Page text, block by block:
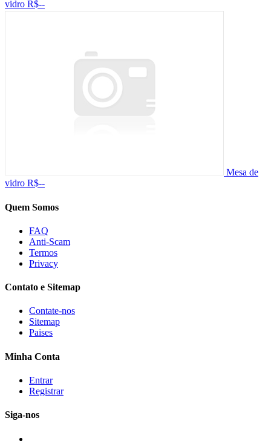
vidro R$--
Mesa de
vidro R$--
Quem Somos
FAQ
Anti-Scam
Termos
Privacy
Contato e Sitemap
Contate-nos
Sitemap
Paises
Minha Conta
Entrar
Registrar
Siga-nos